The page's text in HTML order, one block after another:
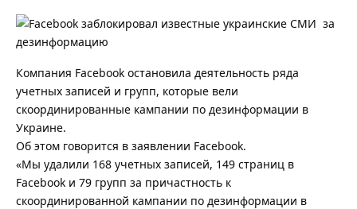
Компания Facebook остановила деятельность ряда
учетных записей и групп, которые вели
скоординированные кампании по дезинформации в
Украине.
Об этом говорится в заявлении Facebook.
«Мы удалили 168 учетных записей, 149 страниц в
Facebook и 79 групп за причастность к
скоординированной кампании по дезинформации в